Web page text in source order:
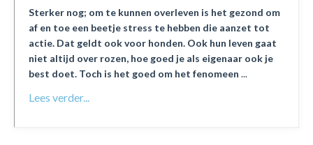
Sterker nog; om te kunnen overleven is het gezond om
af en toe een beetje stress te hebben die aanzet tot
actie. Dat geldt ook voor honden. Ook hun leven gaat
niet altijd over rozen, hoe goed je als eigenaar ook je
best doet. Toch is het goed om het fenomeen ...
Lees verder...